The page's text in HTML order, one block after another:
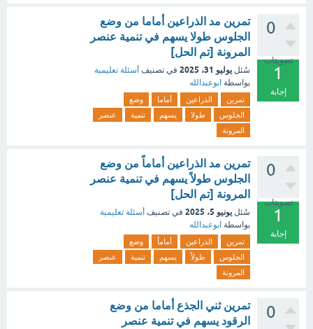
0
تصويتات
1
إجابة
تمرين مد الذراعين أماما من وضع
الجلوس طولا يسهم في تنمية عنصر
المرونة [تم الحل]
سُئل يوليو 31، 2025 في تصنيف أسئلة تعليمية
بواسطة ابوعبدالله
تمرين الذراعين أماما
وضع
الجلوس
طولا يسهم تنمية
عنصر
المرونة
0
تصويتات
1
إجابة
تمرين مد الذراعين أماماً من وضع
الجلوس طولاً يسهم في تنمية عنصر
المرونة [تم الحل]
سُئل يونيو 5، 2025 في تصنيف أسئلة تعليمية
بواسطة ابوعبدالله
تمرين الذراعين أماماً
وضع
الجلوس
طولاً يسهم تنمية
عنصر
المرونة
0
تمرين ثني الجذع أماما من وضع
الرقود يسهم في تنمية عنصر